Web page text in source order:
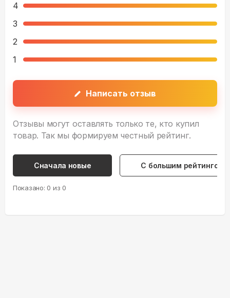
4
3
2
1
Написать отзыв
Отзывы могут оставлять только те, кто купил
товар. Так мы формируем честный рейтинг.
Сначала новые С большим рейтингом
Показано: 0 из 0